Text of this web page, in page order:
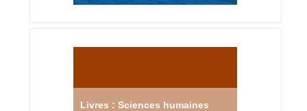
Livres : Sciences humaines